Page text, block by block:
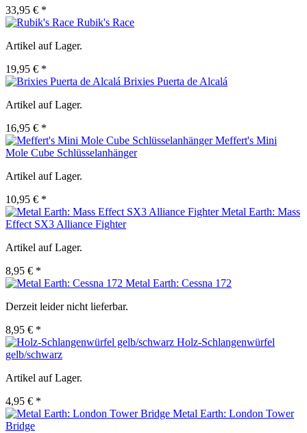
33,95 € *
Rubik's Race
Artikel auf Lager.
19,95 € *
Brixies Puerta de Alcalá
Artikel auf Lager.
16,95 € *
Meffert's Mini
Mole Cube Schlüsselanhänger
Artikel auf Lager.
10,95 € *
Metal Earth: Mass
Effect SX3 Alliance Fighter
Artikel auf Lager.
8,95 € *
Metal Earth: Cessna 172
Derzeit leider nicht lieferbar.
8,95 € *
Holz-Schlangenwürfel
gelb/schwarz
Artikel auf Lager.
4,95 € *
Metal Earth: London Tower
Bridge